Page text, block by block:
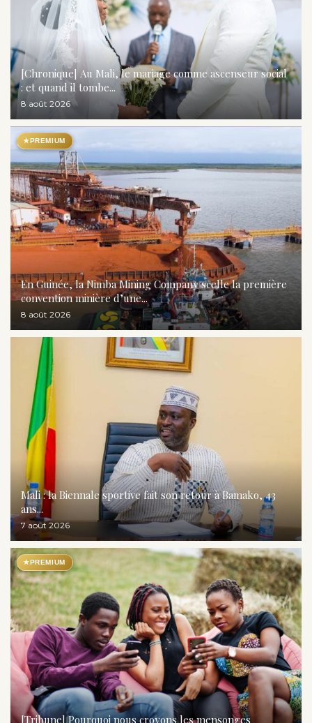
[Chronique] Au Mali, le mariage comme ascenseur social
: et quand il tombe...
8 août 2026
★ PREMIUM
En Guinée, la Nimba Mining Company scelle la première
convention minière d’une...
8 août 2026
Mali : la Biennale sportive fait son retour à Bamako, 43
ans...
7 août 2026
★ PREMIUM
[Tribune] Pourquoi nous croyons les mensonges